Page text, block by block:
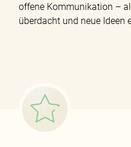
offene Kommunikation –
überdacht und neue Ideen